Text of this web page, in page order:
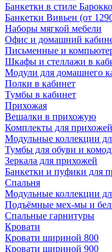
Банкетки в стиле Барокко
Банкетки Вивьен (от
Наборы мягкой мебели
Офис и домашний
Письменные и
Шкафы и стеллажи в
Модули для домашнего
Полки в кабинет
Тумбы в кабинет
Прихожая
Вешалки в прихожую
Комплекты для прихожей
Модульные коллекции
Тумбы для обуви и
Зеркала для прихожей
Банкетки и пуфики для
Спальня
Модульные коллекции
Подъёмные мех-мы и
Спальные гарнитуры
Кровати
Кровати шириной 800
Кровати шириной 900